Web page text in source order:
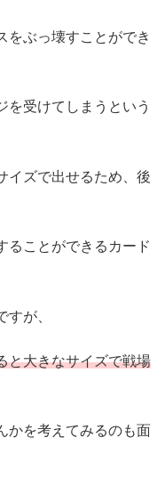
をぶっ壊すことができ
を受けてしまうという
イズで出せるため、後
ることができるカード
が、
と大きなサイズで戦場
かを考えてみるのも面